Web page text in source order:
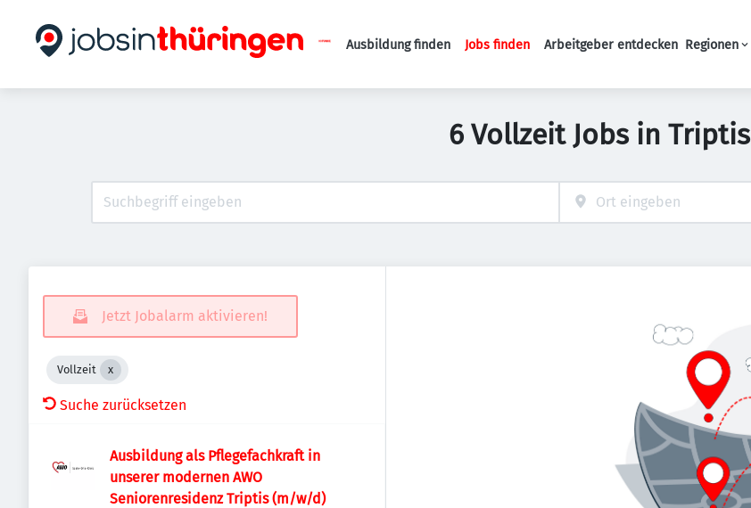
Haupt-Navigation
Ausbildung finden Jobs finden Arbeitgeber entdecken Regionen
6 Vollzeit Jobs in Triptis
Jetzt Jobalarm aktivieren!
Vollzeit
Suche zurücksetzen
Ausbildung als Pflegefachkraft in
unserer modernen AWO
Seniorenresidenz Triptis (m/w/d)